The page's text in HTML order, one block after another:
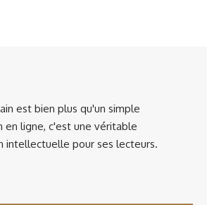
est bien plus qu'un simple
en ligne, c'est une véritable
intellectuelle pour ses lecteurs.